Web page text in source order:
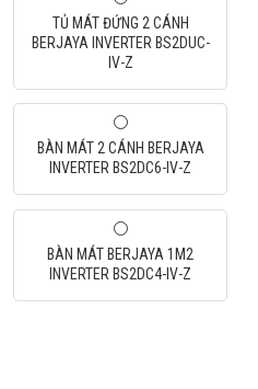
TỦ MÁT ĐỨNG 2 CÁNH
BERJAYA INVERTER BS2DUC-
IV-Z
BÀN MÁT 2 CÁNH BERJAYA
INVERTER BS2DC6-IV-Z
BÀN MÁT BERJAYA 1M2
INVERTER BS2DC4-IV-Z